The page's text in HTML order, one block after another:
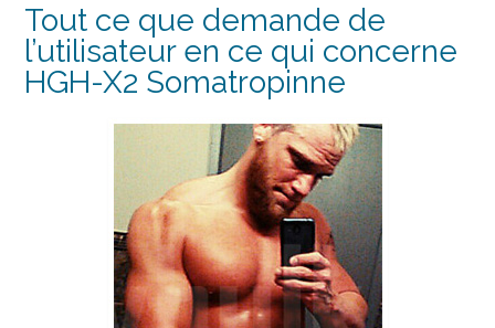
Tout ce que demande de
l’utilisateur en ce qui concerne
HGH-X2 Somatropinne